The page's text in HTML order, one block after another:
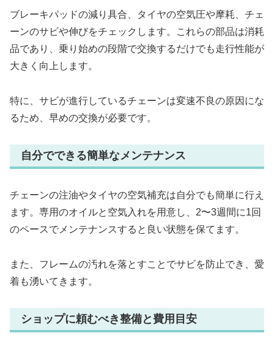
ブレーキパッドの減り具合、タイヤの空気圧や摩耗、チェ
ーンのサビや伸びをチェックします。これらの部品は消耗
品であり、乗り始めの段階で交換するだけでも走行性能が
大きく向上します。
特に、サビが進行しているチェーンは変速不良の原因にな
るため、早めの交換が必要です。
自分でできる簡単なメンテナンス
チェーンの注油やタイヤの空気補充は自分でも簡単に行え
ます。専用のオイルと空気入れを用意し、2〜3週間に1回
のペースでメンテナンスすると良い状態を保てます。
また、フレームの汚れを落とすことでサビを防止でき、愛
着も湧いてきます。
ショップに頼むべき整備と費用目安